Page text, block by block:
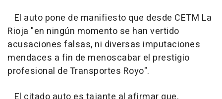
El auto pone de manifiesto que desde CETM La
Rioja "en ningún momento se han vertido
acusaciones falsas, ni diversas imputaciones
mendaces a fin de menoscabar el prestigio
profesional de Transportes Royo".